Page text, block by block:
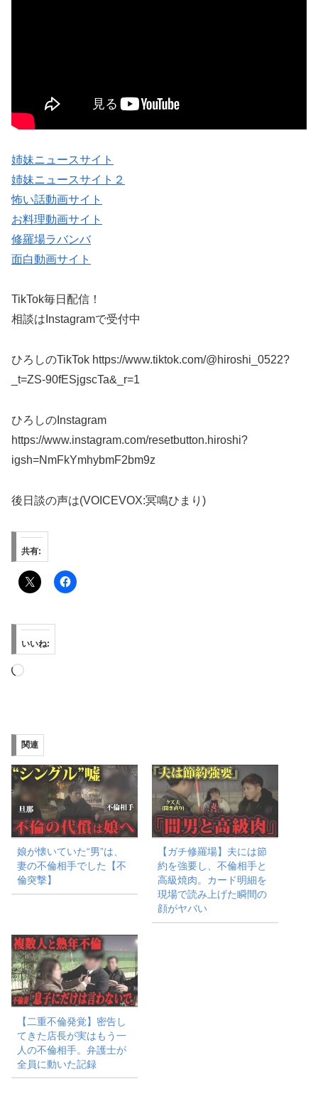
姉妹ニュースサイト
姉妹ニュースサイト２
怖い話動画サイト
お料理動画サイト
修羅場ラバンバ
面白動画サイト
TikTok毎日配信！
相談はInstagramで受付中
ひろしのTikTok https://www.tiktok.com/@hiroshi_0522?
_t=ZS-90fESjgscTa&_r=1
ひろしのInstagram
https://www.instagram.com/resetbutton.hiroshi?
igsh=NmFkYmhybmF2bm9z
後日談の声は(VOICEVOX:冥鳴ひまり)
共有:
いいね:
読
み
中…
関連
娘が懐いていた“男”は、
妻の不倫相手でした【不
倫突撃】
【ガチ修羅場】夫には節
約を強要し、不倫相手と
高級焼肉。カード明細を
現場で読み上げた瞬間の
顔がヤバい
【二重不倫発覚】密告し
てきた店長が実はもう一
人の不倫相手。弁護士が
全員に動いた記録